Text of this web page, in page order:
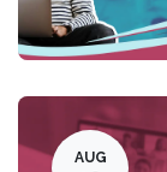
AUG